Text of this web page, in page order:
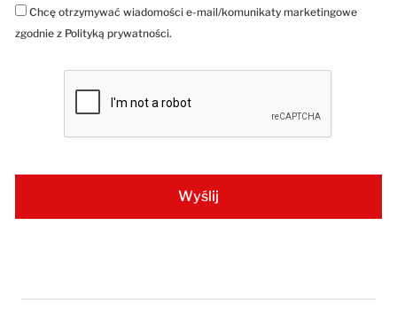
Chcę otrzymywać wiadomości e-mail/komunikaty marketingowe
zgodnie z Polityką prywatności.